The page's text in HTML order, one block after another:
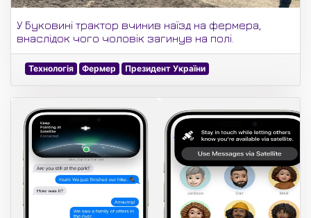
У Буковині трактор вчинив наїзд на фермера,
внаслідок чого чоловік загинув на полі.
Технологія Фермер Президент України